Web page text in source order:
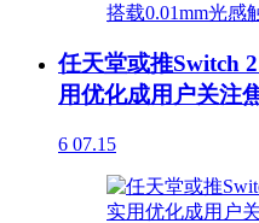
任天堂或推Switch
用优化成用户关注
6 07.15